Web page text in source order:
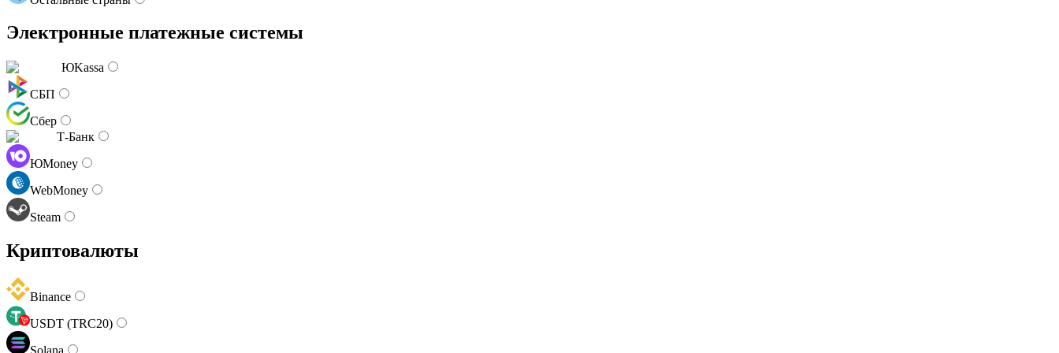
Электронные платежные системы
ЮKassa
СБП
Сбер
Т-Банк
ЮMoney
WebMoney
Steam
Криптовалюты
Binance
USDT (TRC20)